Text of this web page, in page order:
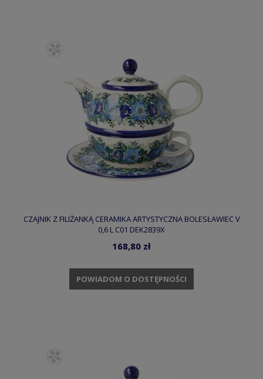
CZAJNIK Z FILIŻANKĄ CERAMIKA ARTYSTYCZNA BOLESŁAWIEC V
0,6 L C01 DEK2839X
168,80 zł
POWIADOM O DOSTĘPNOŚCI